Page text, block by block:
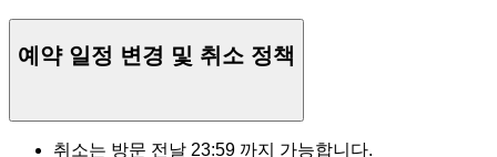
예약 일정 변경 및 취소 정책
취소는 방문 전날 23:59 까지 가능합니다.